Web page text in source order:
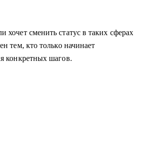
сменить статус в таких сферах
тем, кто только начинает
конкретных шагов.